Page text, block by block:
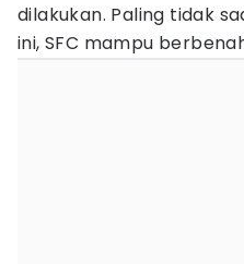
dilakukan. Paling tidak
ini, SFC mampu